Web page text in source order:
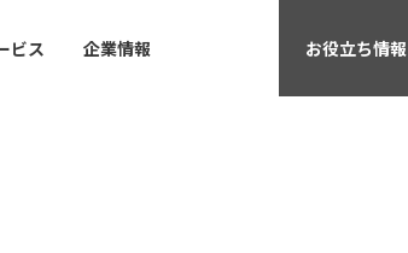
ビス 企業情報 お役立ち情報